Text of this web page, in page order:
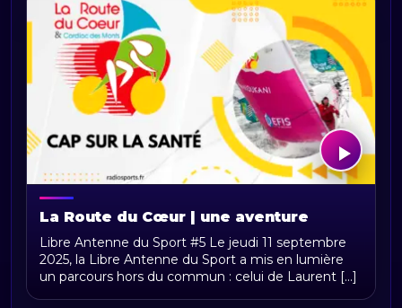
La Route du Cœur | une aventure
humaine entre sport et santé
Libre Antenne du Sport #5 Le jeudi 11 septembre
2025, la Libre Antenne du Sport a mis en lumière
un parcours hors du commun : celui de Laurent [...]